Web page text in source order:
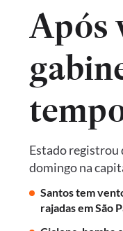
Após
Estado registrou
domingo na
Santos tem
rajadas em São